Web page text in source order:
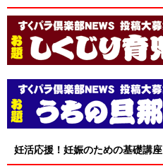
妊活応援！妊娠のための基礎講座